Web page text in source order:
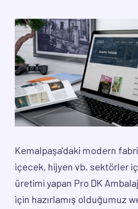
Kemalpaşa'daki modern
içecek, hijyen vb. sektörler
üretimi yapan Pro DK
için hazırlamış olduğumuz